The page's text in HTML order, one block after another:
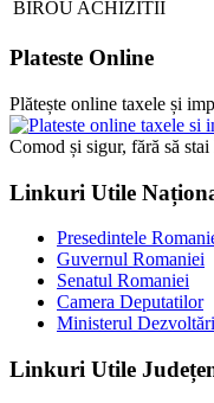
BIROU ACHIZITII
Plateste Online
Plătește online taxele și
Comod și sigur, fără să
Linkuri Utile
Presedintele
Guvernul Romaniei
Senatul Romaniei
Camera Deputatilor
Ministerul
Linkuri Utile